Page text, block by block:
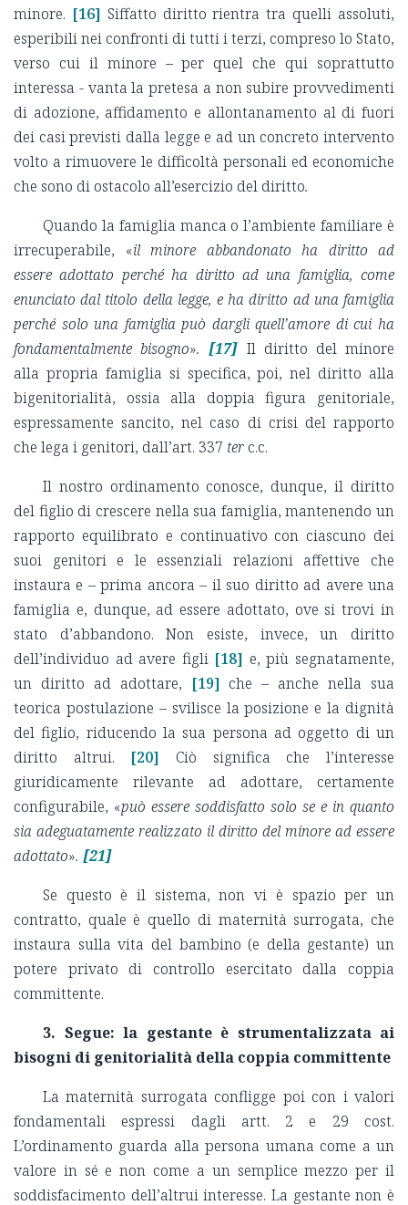
minore. [16] Siffatto diritto rientra tra quelli assoluti,
esperibili nei confronti di tutti i terzi, compreso lo Stato,
verso cui il minore – per quel che qui soprattutto
interessa - vanta la pretesa a non subire provvedimenti
di adozione, affidamento e allontanamento al di fuori
dei casi previsti dalla legge e ad un concreto intervento
volto a rimuovere le difficoltà personali ed economiche
che sono di ostacolo all’esercizio del diritto.
Quando la famiglia manca o l’ambiente familiare è
irrecuperabile, «il minore abbandonato ha diritto ad
essere adottato perché ha diritto ad una famiglia, come
enunciato dal titolo della legge, e ha diritto ad una famiglia
perché solo una famiglia può dargli quell’amore di cui ha
fondamentalmente bisogno». [17] Il diritto del minore
alla propria famiglia si specifica, poi, nel diritto alla
bigenitorialità, ossia alla doppia figura genitoriale,
espressamente sancito, nel caso di crisi del rapporto
che lega i genitori, dall’art. 337 ter c.c.
Il nostro ordinamento conosce, dunque, il diritto
del figlio di crescere nella sua famiglia, mantenendo un
rapporto equilibrato e continuativo con ciascuno dei
suoi genitori e le essenziali relazioni affettive che
instaura e – prima ancora – il suo diritto ad avere una
famiglia e, dunque, ad essere adottato, ove si trovi in
stato d’abbandono. Non esiste, invece, un diritto
dell’individuo ad avere figli [18] e, più segnatamente,
un diritto ad adottare, [19] che – anche nella sua
teorica postulazione – svilisce la posizione e la dignità
del figlio, riducendo la sua persona ad oggetto di un
diritto altrui.
[20] Ciò significa che l’interesse
giuridicamente rilevante ad adottare, certamente
configurabile, «può essere soddisfatto solo se e in quanto
sia adeguatamente realizzato il diritto del minore ad essere
adottato». [21]
Se questo è il sistema, non vi è spazio per un
contratto, quale è quello di maternità surrogata, che
instaura sulla vita del bambino (e della gestante) un
potere privato di controllo esercitato dalla coppia
committente.
3. Segue: la gestante è strumentalizzata ai
bisogni di genitorialità della coppia committente
La maternità surrogata confligge poi con i valori
fondamentali espressi dagli artt. 2 e 29 cost.
L’ordinamento guarda alla persona umana come a un
valore in sé e non come a un semplice mezzo per il
soddisfacimento dell’altrui interesse. La gestante non è